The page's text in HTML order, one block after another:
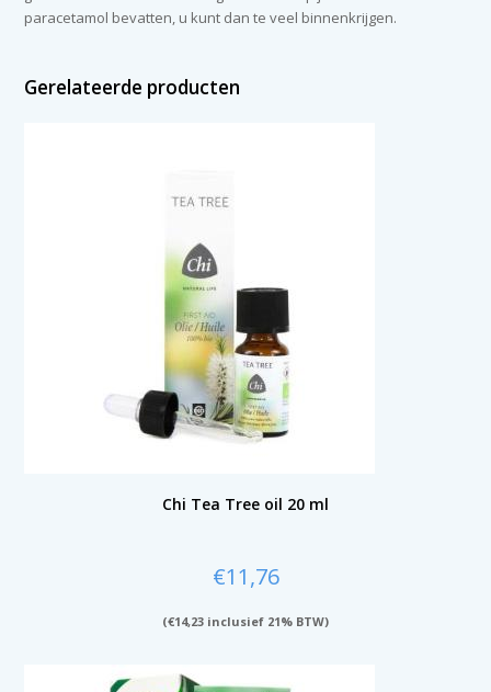
paracetamol bevatten, u kunt dan te veel binnenkrijgen.
Gerelateerde producten
Chi Tea Tree oil 20 ml
€11,76
(€14,23 inclusief 21% BTW)